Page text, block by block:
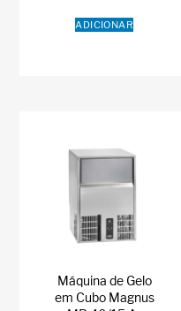
ADICIONAR
Máquina de Gelo
em Cubo Magnus